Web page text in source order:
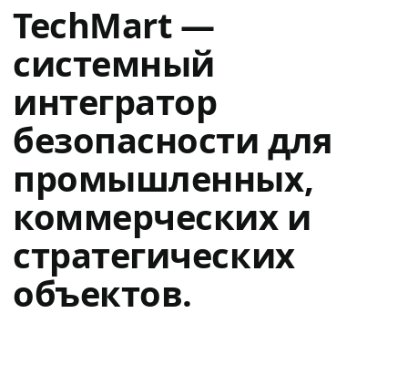
TechMart —
системный
интегратор
безопасности для
промышленных,
коммерческих и
стратегических
объектов.